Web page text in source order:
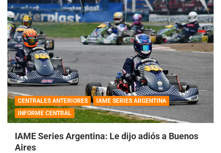
CENTRALES ANTERIORES
IAME SERIES ARGENTINA
INFORME CENTRAL
IAME Series Argentina: Le dijo adiós a Buenos
Aires